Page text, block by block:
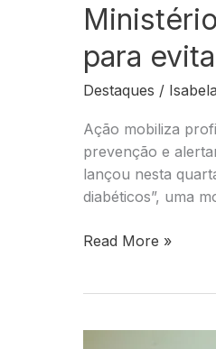
para
Destaques /
Ação mobiliza
prevenção e
lançou nesta
diabéticos”, uma
Ministério
campanha
Read More »